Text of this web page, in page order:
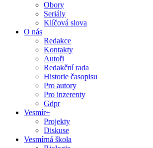
Obory
Seriály
Klíčová slova
O nás
Redakce
Kontakty
Autoři
Redakční rada
Historie časopisu
Pro autory
Pro inzerenty
Gdpr
Vesmír+
Projekty
Diskuse
Vesmírná škola